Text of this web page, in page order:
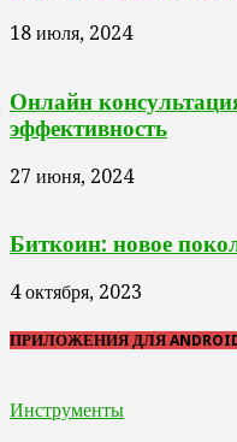
18 июля, 2024
Онлайн
эффективность
27 июня, 2024
Биткоин: новое
4 октября, 2023
ПРИЛОЖЕНИЯ ДЛЯ
Инструменты